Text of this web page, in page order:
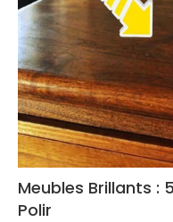
Meubles Brillants :
Polir